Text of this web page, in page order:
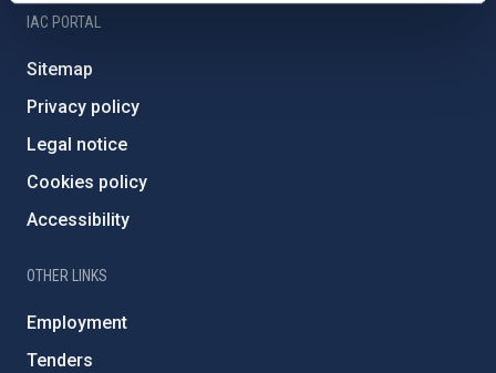
IAC PORTAL
Sitemap
Privacy policy
Legal notice
Cookies policy
Accessibility
OTHER LINKS
Employment
Tenders